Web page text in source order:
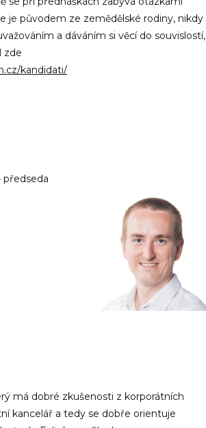
je původem ze zemědělské rodiny, nikdy
a dáváním si věcí do souvislostí,
zde
kandidati/
předseda
má dobré zkušenosti z korporátních
kancelář a tedy se dobře orientuje